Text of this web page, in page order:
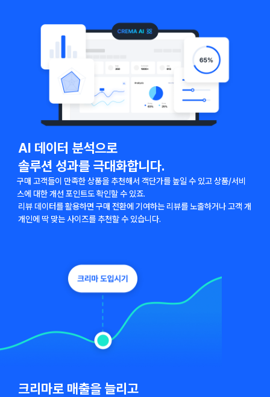
크리마로 매출을 늘리고
AI 데이터 분석으로
솔루션 성과를 극대화합니다.
구매 고객들이 만족한 상품을 추천해서 객단가를 높일 수 있고 상품/서비
스에 대한 개선 포인트도 확인할 수 있죠.
리뷰 데이터를 활용하면 구매 전환에 기여하는 리뷰를 노출하거나 고객 개
개인에 딱 맞는 사이즈를 추천할 수 있습니다.